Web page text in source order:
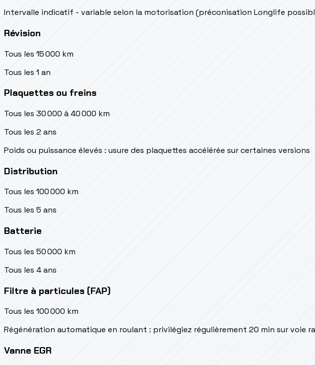
Intervalle indicatif - variable selon la motorisation (préconisation Longlife
Révision
Tous les 15 000 km
Tous les 1 an
Plaquettes ou freins
Tous les 30 000 à 40 000 km
Tous les 2 ans
Poids ou puissance élevés : usure des plaquettes accélérée sur certaines versions
Distribution
Tous les 100 000 km
Tous les 5 ans
Batterie
Tous les 50 000 km
Tous les 4 ans
Filtre à particules (FAP)
Tous les 100 000 km
Régénération automatique en roulant : privilégiez régulièrement 20 min sur voie
Vanne EGR